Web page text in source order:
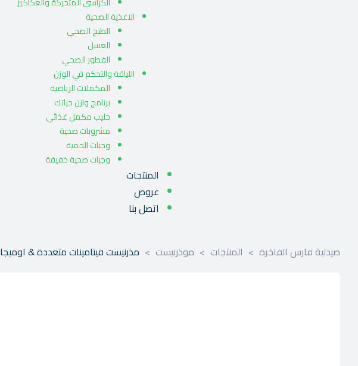
الاغذية الصحية
الطبخ الصحي
العسل
الفطور الصحي
اللياقة والتحكم في الوزن
المكملات الرياضية
برنامج وازن حياتك
حليب مكمل غذائي
مشروبات صحية
وجبات الحمية
وجبات صحية خفيفة
المنتجات
عروض
اتصل بنا
صيدلية فارس الفاخرة > المنتجات > موذرنيست > مذرنيست فيتامينات متعددة & اوميجا 3 بنكهة البرتقال و الليمون 60 قطعة حلوي